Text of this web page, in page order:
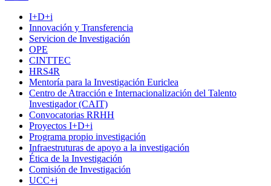
I+D+i
Innovación y Transferencia
Servicion de Investigación
OPE
CINTTEC
HRS4R
Mentoría para la Investigación Euriclea
Centro de Atracción e Internacionalización del Talento
Investigador (CAIT)
Convocatorias RRHH
Proyectos I+D+i
Programa propio investigación
Infraestruturas de apoyo a la investigación
Ética de la Investigación
Comisión de Investigación
UCC+i